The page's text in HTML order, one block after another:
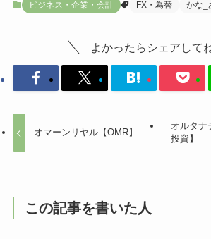
ビジネス・企業・会計 FX・為替 かな_
よかったらシェアして
オマーンリヤル【OMR】
オルタナ
投資】
この記事を書いた人